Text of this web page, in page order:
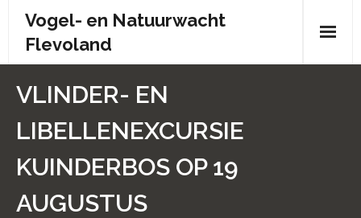
content
Vogel- en Natuurwacht
Flevoland
- Brochure
- Organisatiestructuur
VLINDER- EN
LIBELLENEXCURSIE
KUINDERBOS OP 19
AUGUSTUS